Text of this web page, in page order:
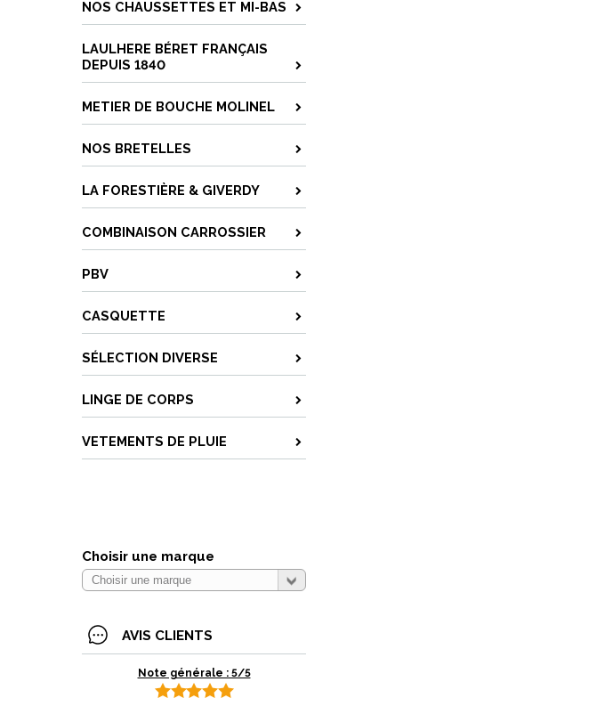
NOS CHAUSSETTES ET MI-BAS
LAULHERE BÉRET FRANÇAIS
DEPUIS 1840
METIER DE BOUCHE MOLINEL
NOS BRETELLES
LA FORESTIÈRE & GIVERDY
COMBINAISON CARROSSIER
PBV
CASQUETTE
SÉLECTION DIVERSE
LINGE DE CORPS
VETEMENTS DE PLUIE
Choisir une marque
AVIS CLIENTS
Note générale : 5/5